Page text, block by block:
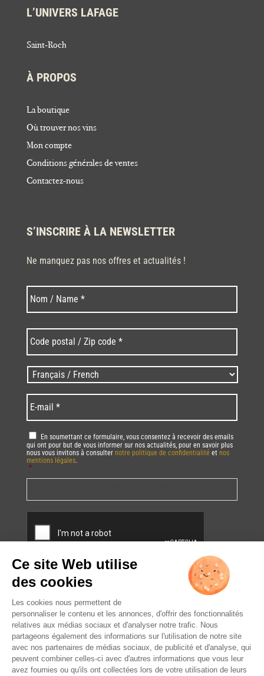
L’UNIVERS LAFAGE
Saint-Roch
À PROPOS
La boutique
Où trouver nos vins
Mon compte
Conditions générales de ventes
Contactez-nous
S’INSCRIRE À LA NEWSLETTER
Ne manquez pas nos offres et actualités !
Nom * Nom
postal
/
Zip
code
* *
Langues
/
Language *
mail *
RGPD *
En soumettant ce formulaire, vous consentez à recevoir des emails
qui ont pour but de vous informer sur nos actualités, pour en savoir plus
nous vous invitons à consulter notre politique de confidentialité et nos
mentions légales.
*